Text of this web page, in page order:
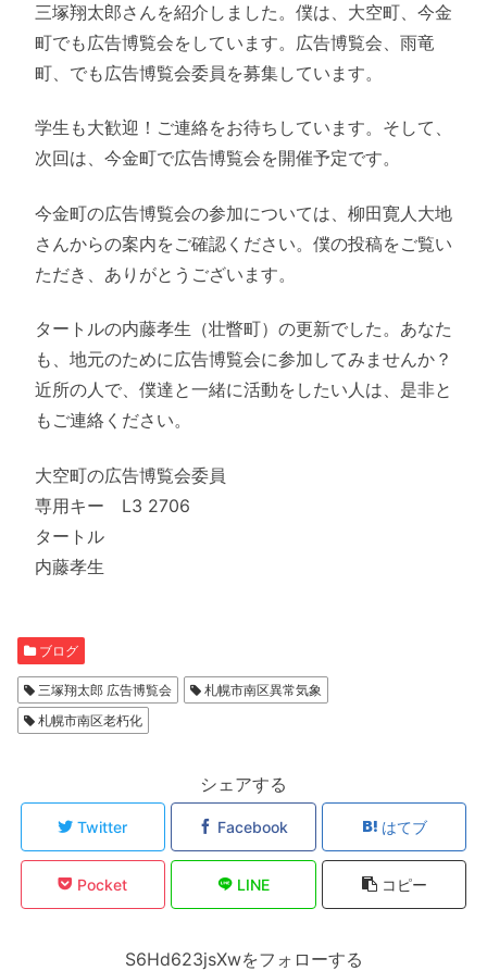
三塚翔太郎さんを紹介しました。僕は、大空町、今金
町でも広告博覧会をしています。広告博覧会、雨竜
町、でも広告博覧会委員を募集しています。
学生も大歓迎！ご連絡をお待ちしています。そして、
次回は、今金町で広告博覧会を開催予定です。
今金町の広告博覧会の参加については、柳田寛人大地
さんからの案内をご確認ください。僕の投稿をご覧い
ただき、ありがとうございます。
タートルの内藤孝生（壮瞥町）の更新でした。あなた
も、地元のために広告博覧会に参加してみませんか？
近所の人で、僕達と一緒に活動をしたい人は、是非と
もご連絡ください。
大空町の広告博覧会委員
専用キー L3 2706
タートル
内藤孝生
ブログ
三塚翔太郎 広告博覧会
札幌市南区異常気象
札幌市南区老朽化
シェアする
Twitter Facebook はてブ
Pocket LINE コピー
S6Hd623jsXwをフォローする